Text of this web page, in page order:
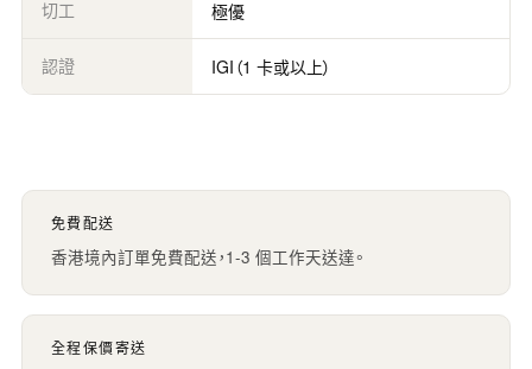
切工 極優
認證 IGI（1 卡或以上）
免費配送
香港境內訂單免費配送，1-3 個工作天送達。
全程保價寄送